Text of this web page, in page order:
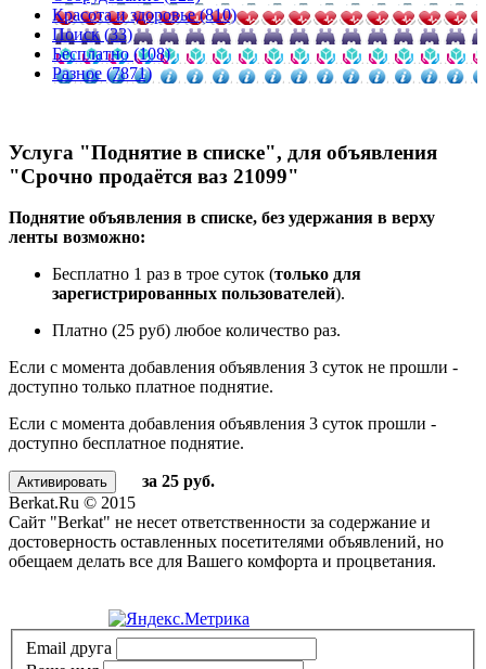
Красота и здоровье (810)
Поиск (33)
Бесплатно (108)
Разное (7871)
Услуга "Поднятие в списке", для объявления
"Срочно продаётся ваз 21099"
Поднятие объявления в списке, без удержания в верху
ленты возможно:
Бесплатно 1 раз в трое суток (только для
зарегистрированных пользователей).
Платно (25 руб) любое количество раз.
Если с момента добавления объявления 3 суток не прошли -
доступно только платное поднятие.
Если с момента добавления объявления 3 суток прошли -
доступно бесплатное поднятие.
за 25 руб.
Berkat.Ru © 2015
Сайт "Berkat" не несет ответственности за содержание и
достоверность оставленных посетителями объявлений, но
обещаем делать все для Вашего комфорта и процветания.
Email друга